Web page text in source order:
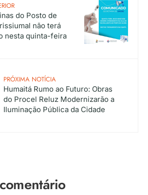
do Posto de
não terá
nesta quinta-feira
PRÓXIMA NOTÍCIA
Humaitá Rumo ao Futuro: Obras
do Procel Reluz Modernizarão a
Iluminação Pública da Cidade